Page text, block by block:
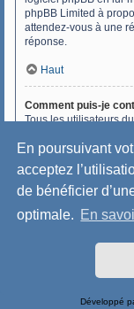
En poursuivant
acceptez
de bénéficier
optimale. En
phpBB Limited à
attendez-vous à une
réponse.
Haut
Comment puis-je
Tous les utilisateurs
sur le lien « Nous
administrateurs du
Les membres du
Haut
Le site de l'AspryOK
Développé